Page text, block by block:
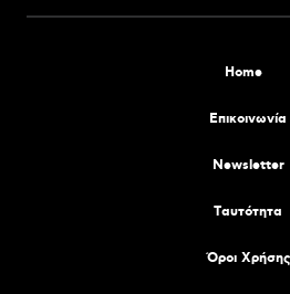
Home
Επικοινωνία
Newsletter
Tαυτότητα
Όροι Χρήσης